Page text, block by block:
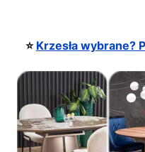
⭐️ Krzesła wybrane?